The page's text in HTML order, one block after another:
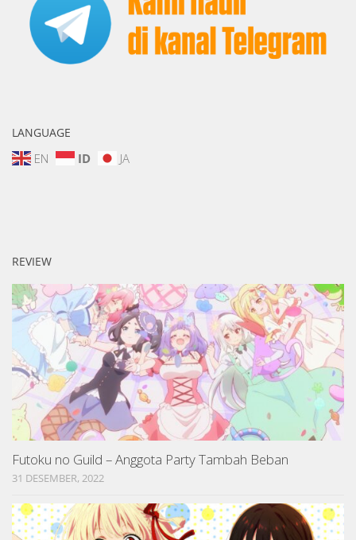
LANGUAGE
EN ID JA
REVIEW
Futoku no Guild – Anggota Party Tambah Beban
31 DESEMBER, 2022